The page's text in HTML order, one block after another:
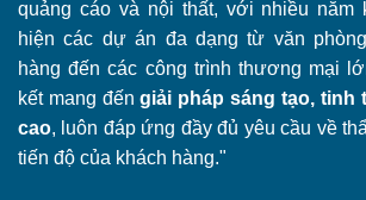
quảng cáo và nội thất, với nhiều năm
hiện các dự án đa dạng từ văn
hàng đến các công trình thương mại
kết mang đếngiải pháp sáng tạo, tinh
cao, luôn đáp ứng đầy đủ yêu cầu về
tiến độ của khách hàng."